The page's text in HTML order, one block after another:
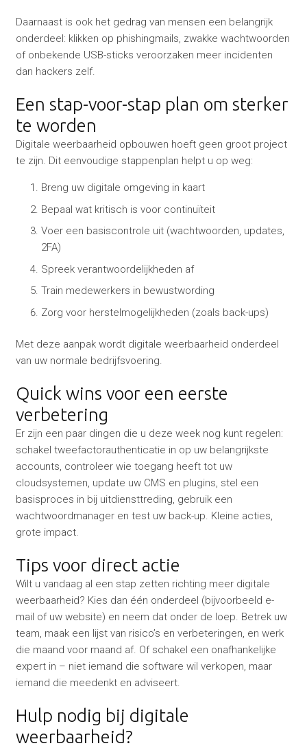
Daarnaast is ook het gedrag van mensen een belangrijk
onderdeel: klikken op phishingmails, zwakke wachtwoorden
of onbekende USB-sticks veroorzaken meer incidenten
dan hackers zelf.
Een stap-voor-stap plan om sterker
te worden
Digitale weerbaarheid opbouwen hoeft geen groot project
te zijn. Dit eenvoudige stappenplan helpt u op weg:
Breng uw digitale omgeving in kaart
Bepaal wat kritisch is voor continuïteit
Voer een basiscontrole uit (wachtwoorden, updates,
2FA)
Spreek verantwoordelijkheden af
Train medewerkers in bewustwording
Zorg voor herstelmogelijkheden (zoals back-ups)
Met deze aanpak wordt digitale weerbaarheid onderdeel
van uw normale bedrijfsvoering.
Quick wins voor een eerste
verbetering
Er zijn een paar dingen die u deze week nog kunt regelen:
schakel tweefactorauthenticatie in op uw belangrijkste
accounts, controleer wie toegang heeft tot uw
cloudsystemen, update uw CMS en plugins, stel een
basisproces in bij uitdiensttreding, gebruik een
wachtwoordmanager en test uw back-up. Kleine acties,
grote impact.
Tips voor direct actie
Wilt u vandaag al een stap zetten richting meer digitale
weerbaarheid? Kies dan één onderdeel (bijvoorbeeld e-
mail of uw website) en neem dat onder de loep. Betrek uw
team, maak een lijst van risico’s en verbeteringen, en werk
die maand voor maand af. Of schakel een onafhankelijke
expert in – niet iemand die software wil verkopen, maar
iemand die meedenkt en adviseert.
Hulp nodig bij digitale
weerbaarheid?